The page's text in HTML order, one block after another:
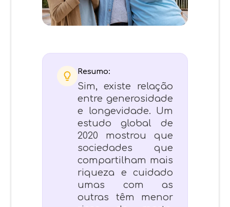
Resumo:
Sim, existe relação
entre generosidade
e longevidade. Um
estudo global de
2020 mostrou que
sociedades que
compartilham mais
riqueza e cuidado
umas com as
outras têm menor